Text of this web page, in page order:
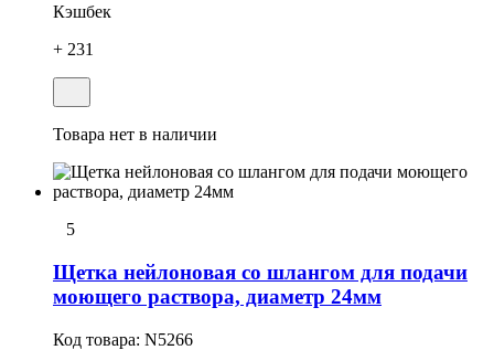
Кэшбек
+ 231
Товара нет в наличии
5
Щетка нейлоновая со шлангом для подачи
моющего раствора, диаметр 24мм
Код товара: N5266